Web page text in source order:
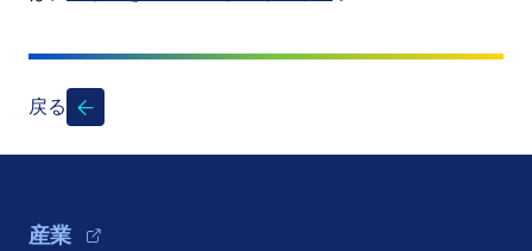
戻る
Footer Navigation
産業